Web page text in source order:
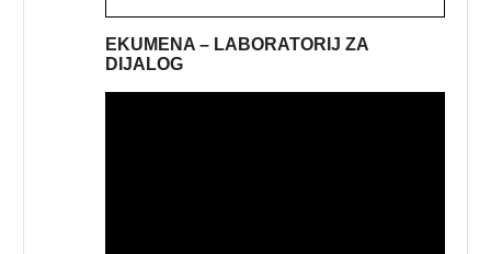
EKUMENA – LABORATORIJ ZA
DIJALOG